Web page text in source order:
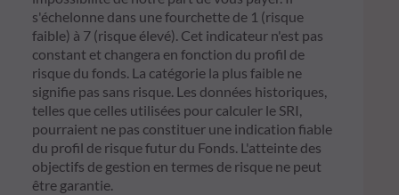
s'échelonne dans une fourchette de 1 (risque
faible) à 7 (risque élevé). Cet indicateur n'est pas
constant et changera en fonction du profil de
risque du fonds. La catégorie la plus faible ne
signifie pas sans risque. Les données historiques,
telles que celles utilisées pour calculer le SRI,
pourraient ne pas constituer une indication fiable
du profil de risque futur du Fonds. L'atteinte des
objectifs de gestion en termes de risque ne peut
être garantie.